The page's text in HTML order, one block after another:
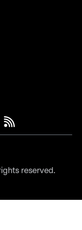
reserved.